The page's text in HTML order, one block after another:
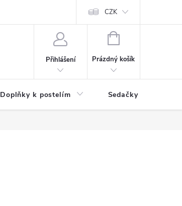
Podmínky ochrany osobních údajů
CZK
Přihlášení
NÁKUPNÍ
Prázdný košík
Doplňky k postelím Sedačky